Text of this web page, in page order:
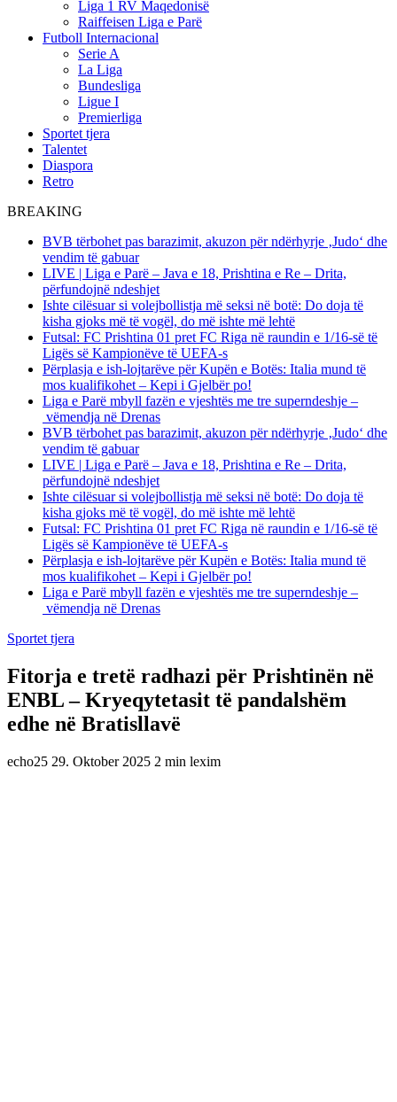
Liga 1 RV Maqedonisë
Raiffeisen Liga e Parë
Futboll Internacional
Serie A
La Liga
Bundesliga
Ligue I
Premierliga
Sportet tjera
Talentet
Diaspora
Retro
BREAKING
BVB tërbohet pas barazimit, akuzon për ndërhyrje ‚Judo‘ dhe
vendim të gabuar
LIVE | Liga e Parë – Java e 18, Prishtina e Re – Drita,
përfundojnë ndeshjet
Ishte cilësuar si volejbollistja më seksi në botë: Do doja të
kisha gjoks më të vogël, do më ishte më lehtë
Futsal: FC Prishtina 01 pret FC Riga në raundin e 1/16-së të
Ligës së Kampionëve të UEFA-s
Përplasja e ish-lojtarëve për Kupën e Botës: Italia mund të
mos kualifikohet – Kepi i Gjelbër po!
Liga e Parë mbyll fazën e vjeshtës me tre superndeshje –
vëmendja në Drenas
BVB tërbohet pas barazimit, akuzon për ndërhyrje ‚Judo‘ dhe
vendim të gabuar
LIVE | Liga e Parë – Java e 18, Prishtina e Re – Drita,
përfundojnë ndeshjet
Ishte cilësuar si volejbollistja më seksi në botë: Do doja të
kisha gjoks më të vogël, do më ishte më lehtë
Futsal: FC Prishtina 01 pret FC Riga në raundin e 1/16-së të
Ligës së Kampionëve të UEFA-s
Përplasja e ish-lojtarëve për Kupën e Botës: Italia mund të
mos kualifikohet – Kepi i Gjelbër po!
Liga e Parë mbyll fazën e vjeshtës me tre superndeshje –
vëmendja në Drenas
Sportet tjera
Fitorja e tretë radhazi për Prishtinën në
ENBL – Kryeqytetasit të pandalshëm
edhe në Bratisllavë
echo25 29. Oktober 2025 2 min lexim